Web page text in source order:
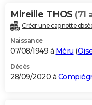
Mireille THOS (71
Créer une cagnotte
Naissance
07/08/1949 à Méru (
Décès
28/09/2020 à